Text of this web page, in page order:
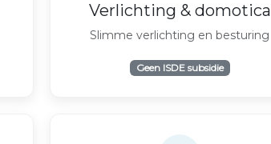
Verlichting & domotica
Slimme verlichting en besturing
Geen ISDE subsidie